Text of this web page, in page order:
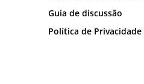
Guia de discussão
Política de Privacidade